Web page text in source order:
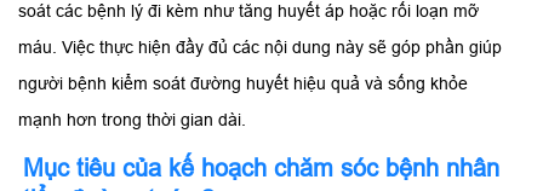
soát các bệnh lý đi kèm như tăng huyết áp hoặc rối loạn mỡ
máu. Việc thực hiện đầy đủ các nội dung này sẽ góp phần giúp
người bệnh kiểm soát đường huyết hiệu quả và sống khỏe
mạnh hơn trong thời gian dài.
Mục tiêu của kế hoạch chăm sóc bệnh nhân